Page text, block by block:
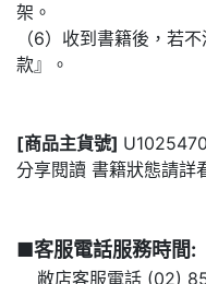
架。
（6）收到書籍後，若
款』。
[商品主貨號]
分享閱讀 書籍狀態請詳
■客服電話服務時間:
敝店客服電話 (02)